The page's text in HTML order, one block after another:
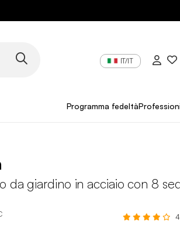
IT/IT
Programma fedeltà
da giardino in acciaio con 8